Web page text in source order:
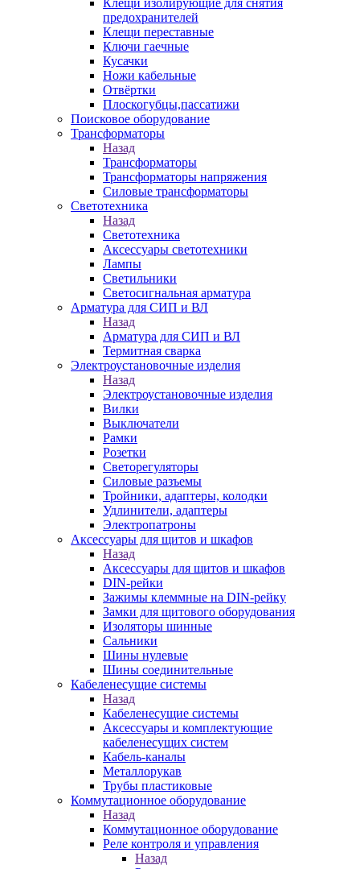
Клещи изолирующие для снятия
предохранителей
Клещи переставные
Ключи гаечные
Кусачки
Ножи кабельные
Отвёртки
Плоскогубцы,пассатижи
Поисковое оборудование
Трансформаторы
Назад
Трансформаторы
Трансформаторы напряжения
Силовые трансформаторы
Светотехника
Назад
Светотехника
Аксессуары светотехники
Лампы
Светильники
Светосигнальная арматура
Арматура для СИП и ВЛ
Назад
Арматура для СИП и ВЛ
Термитная сварка
Электроустановочные изделия
Назад
Электроустановочные изделия
Вилки
Выключатели
Рамки
Розетки
Светорегуляторы
Силовые разъемы
Тройники, адаптеры, колодки
Удлинители, адаптеры
Электропатроны
Аксессуары для щитов и шкафов
Назад
Аксессуары для щитов и шкафов
DIN-рейки
Зажимы клеммные на DIN-рейку
Замки для щитового оборудования
Изоляторы шинные
Сальники
Шины нулевые
Шины соединительные
Кабеленесущие системы
Назад
Кабеленесущие системы
Аксессуары и комплектующие
кабеленесущих систем
Кабель-каналы
Металлорукав
Трубы пластиковые
Коммутационное оборудование
Назад
Коммутационное оборудование
Реле контроля и управления
Назад